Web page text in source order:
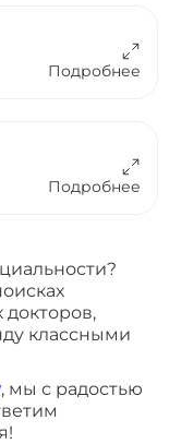
Подробнее
Подробнее
классными
, мы с радостью